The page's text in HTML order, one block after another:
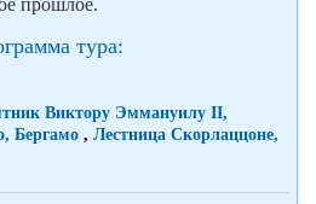
прошлое.
тура:
Виктору Эммануилу II,
Бергамо , Лестница Скорлаццоне,